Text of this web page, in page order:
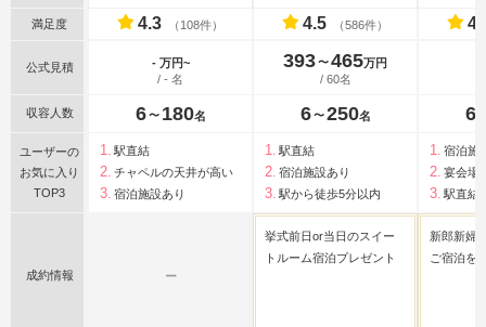
満足度 4.3 （108件） 4.5 （586件）
公式見積
- 万円~
/ - 名
393〜465万円
/ 60名
収容人数 6 〜 180名 6 〜 250名 6
ユーザーの
お気に入り
TOP3
駅直結
チャペルの天井が高い
宿泊施設あり
駅直結
宿泊施設あり
駅から徒歩5分以内
宿泊施
宴会場
駅直結
成約情報 ー
挙式前日or当日のスイー
トルーム宿泊プレゼント
新郎新婦
ご宿泊を